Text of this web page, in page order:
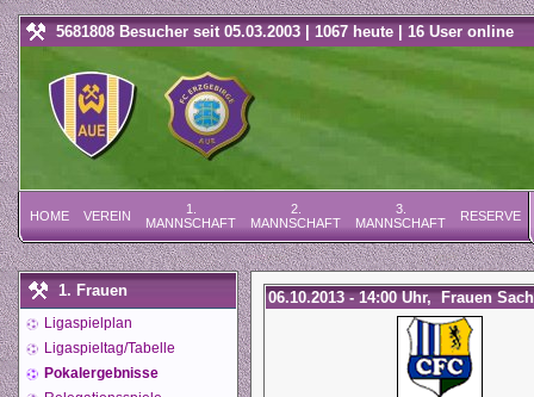
5681808 Besucher seit 05.03.2003 | 1067 heute | 16 User online
HOME VEREIN
1.
MANNSCHAFT
2.
MANNSCHAFT
3.
MANNSCHAFT
RESERVE
1. Frauen
Ligaspielplan
Ligaspieltag/Tabelle
Pokalergebnisse
06.10.2013 - 14:00 Uhr, Frauen